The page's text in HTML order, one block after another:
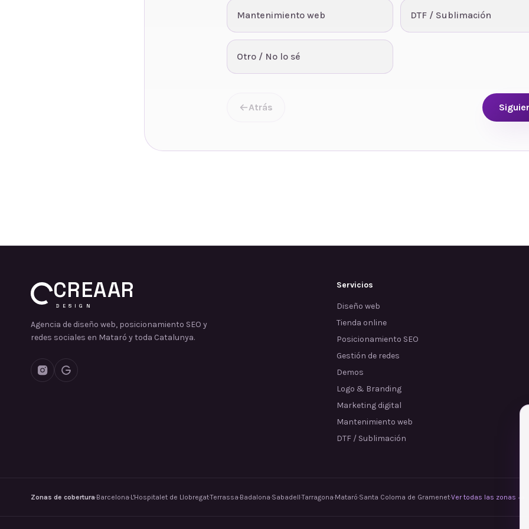
Mantenimiento web DTF / Sublimación
Otro / No lo sé
Atrás
CREAAR
DESIGN
Agencia de diseño web, posicionamiento SEO y
redes sociales en Mataró y toda Catalunya.
Servicios
Diseño web
Tienda online
Posicionamiento SEO
Gestión de redes
Demos
Logo & Branding
Marketing digital
Mantenimiento web
DTF / Sublimación
Zonas de cobertura·Barcelona·L'Hospitalet de Llobregat·Terrassa·Badalona·Sabadell·Tarragona·Mataró·Santa Coloma de Gramenet·Ver todas las zonas →